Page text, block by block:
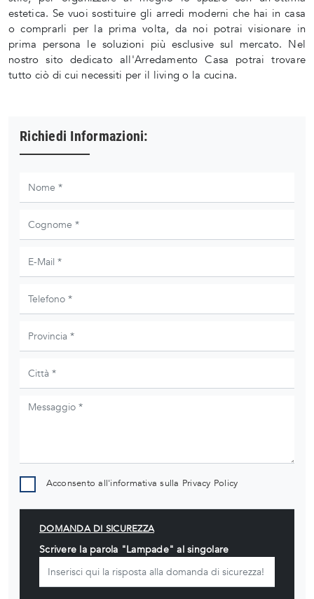
estetica. Se vuoi sostituire gli arredi moderni che hai in casa
o comprarli per la prima volta, da noi potrai visionare in
prima persona le soluzioni più esclusive sul mercato. Nel
nostro sito dedicato all'Arredamento Casa potrai trovare
tutto ciò di cui necessiti per il living o la cucina.
Richiedi Informazioni:
Acconsento all'informativa sulla Privacy Policy
DOMANDA DI SICUREZZA
Scrivere la parola "Lampade" al singolare